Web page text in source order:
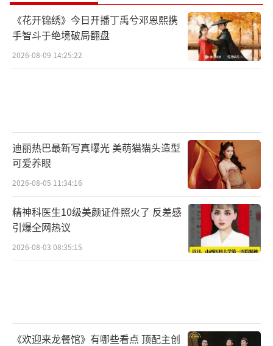
《花开锦绣》今日开播丁禹兮邓恩熙携
手智斗于绝境破局翻盘
2026-08-09 14:25:22
迪丽热巴最新写真曝光 美萌猫猫头造型
可爱养眼
2026-08-05 11:34:16
精神科医生10级美颜证件照火了 反差感
引爆全网热议
2026-08-03 08:35:15
《欢迎来龙餐馆》有哪些看点 顶配主创